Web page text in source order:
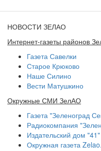
НОВОСТИ ЗЕЛАО
Интернет-газеты районов
Газета Савелки
Старое Крюково
Наше Силино
Вести Матушкино
Окружные СМИ ЗелАО
Газета "Зеленоград
Радиокомпания
Издательский дом "41"
Окружная газета